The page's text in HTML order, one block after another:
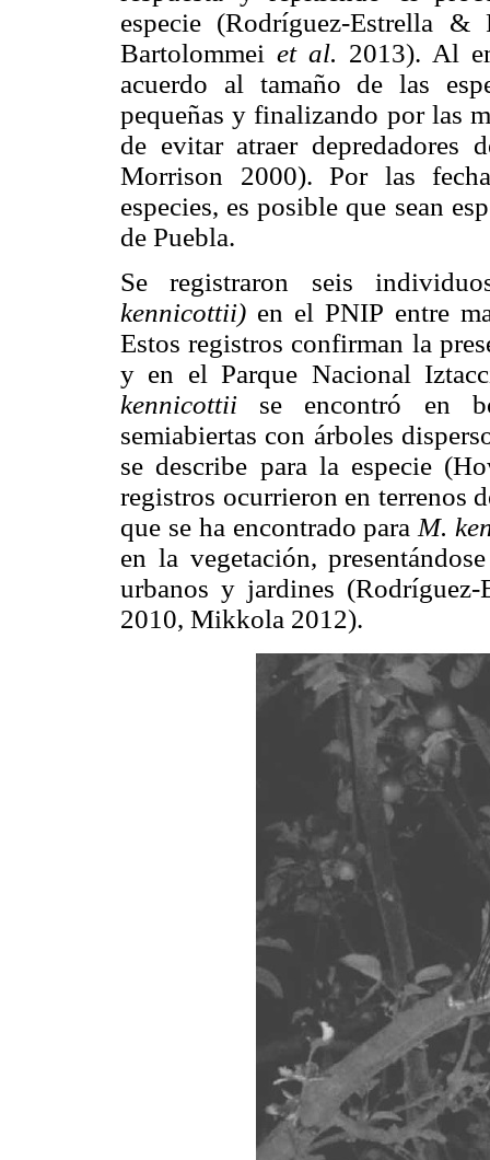
especie (Rodríguez-Estrella
Bartolommei et al. 2013). Al
acuerdo al tamaño de las
pequeñas y finalizando por las
de evitar atraer depredadores
Morrison 2000). Por las
especies, es posible que sean
de Puebla.
Se registraron seis
kennicottii) en el PNIP entre
Estos registros confirman la
y en el Parque Nacional
kennicottii se encontró en
semiabiertas con árboles
se describe para la especie
registros ocurrieron en terrenos
que se ha encontrado para M.
en la vegetación,
urbanos y jardines
2010, Mikkola 2012).